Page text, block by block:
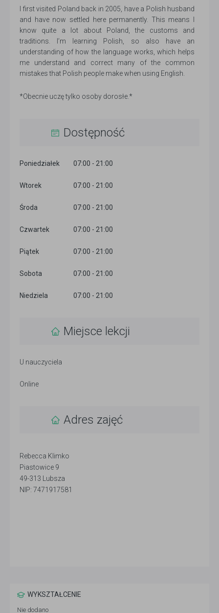
I first visited Poland back in 2005, have a Polish husband
and have now settled here permanently. This means I
know quite a lot about Poland, the customs and
traditions. I’m learning Polish, so also have an
understanding of how the language works, which helps
me understand and correct many of the common
mistakes that Polish people make when using English.
*Obecnie uczę tylko osoby dorosłe.*
Dostępność
Poniedziałek 07:00 - 21:00
Wtorek 07:00 - 21:00
Środa 07:00 - 21:00
Czwartek 07:00 - 21:00
Piątek 07:00 - 21:00
Sobota 07:00 - 21:00
Niedziela 07:00 - 21:00
Miejsce lekcji
U nauczyciela
Online
Adres zajęć
Rebecca Klimko
Piastowice 9
49-313 Lubsza
NIP: 7471917581
WYKSZTAŁCENIE
Nie dodano